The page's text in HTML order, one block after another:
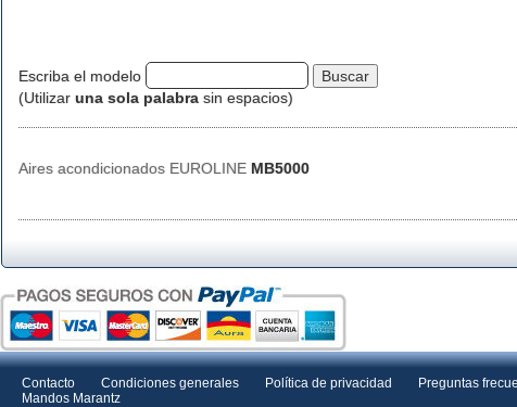
Escriba el modelo
(Utilizar una sola palabra sin espacios)
Aires acondicionados EUROLINE MB5000
Contacto Condiciones generales Política de privacidad Preguntas
Mandos Marantz